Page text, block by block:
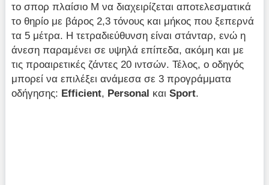
το σπορ πλαίσιο M να διαχειρίζεται αποτελεσματικά
το θηρίο με βάρος 2,3 τόνους και μήκος που ξεπερνά
τα 5 μέτρα. Η τετραδιεύθυνση είναι στάνταρ, ενώ η
άνεση παραμένει σε υψηλά επίπεδα, ακόμη και με
τις προαιρετικές ζάντες 20 ιντσών. Τέλος, ο οδηγός
μπορεί να επιλέξει ανάμεσα σε 3 προγράμματα
οδήγησης: Efficient, Personal καιSport.